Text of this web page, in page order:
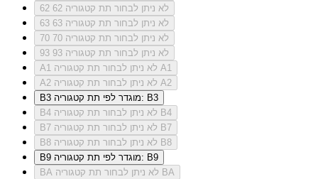
62
לא ניתן לבחור תת קטגוריה 62
63
לא ניתן לבחור תת קטגוריה 63
70
לא ניתן לבחור תת קטגוריה 70
93
לא ניתן לבחור תת קטגוריה 93
A1
לא ניתן לבחור תת קטגוריה A1
A2
לא ניתן לבחור תת קטגוריה A2
B3
מוגדר לפי תת קטגוריה: B3
B4
לא ניתן לבחור תת קטגוריה B4
B7
לא ניתן לבחור תת קטגוריה B7
B8
לא ניתן לבחור תת קטגוריה B8
B9
מוגדר לפי תת קטגוריה: B9
BA
לא ניתן לבחור תת קטגוריה BA